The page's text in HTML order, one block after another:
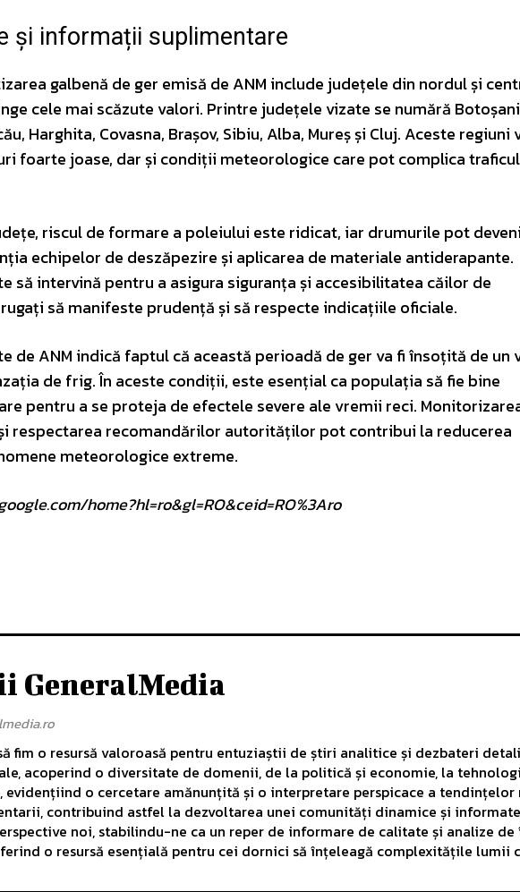
și informații suplimentare
galbenă de ger emisă de ANM include județele din nordul și
cele mai scăzute valori. Printre județele vizate se numără
Harghita, Covasna, Brașov, Sibiu, Alba, Mureș și Cluj. Aceste regiuni
foarte joase, dar și condiții meteorologice care pot complica
riscul de formare a poleiului este ridicat, iar drumurile pot deveni
echipelor de deszăpezire și aplicarea de materiale antiderapante.
intervină pentru a asigura siguranța și accesibilitatea căilor de
să manifeste prudență și să respecte indicațiile oficiale.
ANM indică faptul că această perioadă de ger va fi însoțită de un
de frig. În aceste condiții, este esențial ca populația să fie bine
pentru a se proteja de efectele severe ale vremii reci.
respectarea recomandărilor autorităților pot contribui la reducerea
meteorologice extreme.
home?hl=ro&gl=RO&ceid=RO%3Aro
GeneralMedia
fim o resursă valoroasă pentru entuziaștii de știri analitice și dezbateri
acoperind o diversitate de domenii, de la politică și economie, la
evidențiind o cercetare amănunțită și o interpretare perspicace a
contribuind astfel la dezvoltarea unei comunități dinamice și
noi, stabilindu-ne ca un reper de informare de calitate și analize
o resursă esențială pentru cei dornici să înțeleagă complexitățile lumii